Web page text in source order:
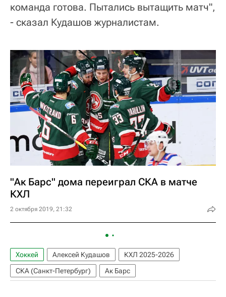
команда готова. Пытались вытащить матч",
- сказал Кудашов журналистам.
"Ак Барс" дома переиграл СКА в матче
КХЛ
2 октября 2019, 21:32
Хоккей Алексей Кудашов
КХЛ 2025-2026
СКА (Санкт-Петербург)
Ак Барс